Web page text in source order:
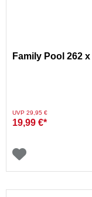
Family Pool 262
Preis reduziert von
UVP 29,95 €auf
19,99 €*